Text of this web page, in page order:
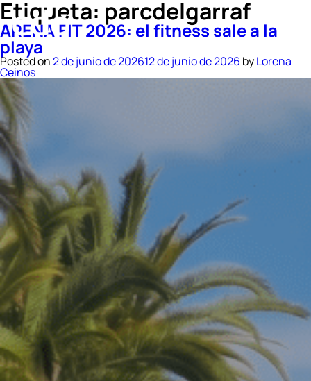
Etiqueta: parcdelgarraf
ARENA FIT 2026: el fitness sale a la
playa
Posted on2 de junio de 202612 de junio de 2026 byLorena
Ceinos